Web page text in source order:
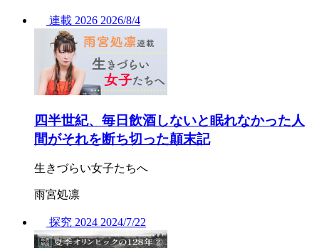
連載 2026 2026/8/4
四半世紀、毎日飲酒しないと眠れなかった人
間がそれを断ち切った顛末記
生きづらい女子たちへ
雨宮処凛
探究 2024 2024/7/22